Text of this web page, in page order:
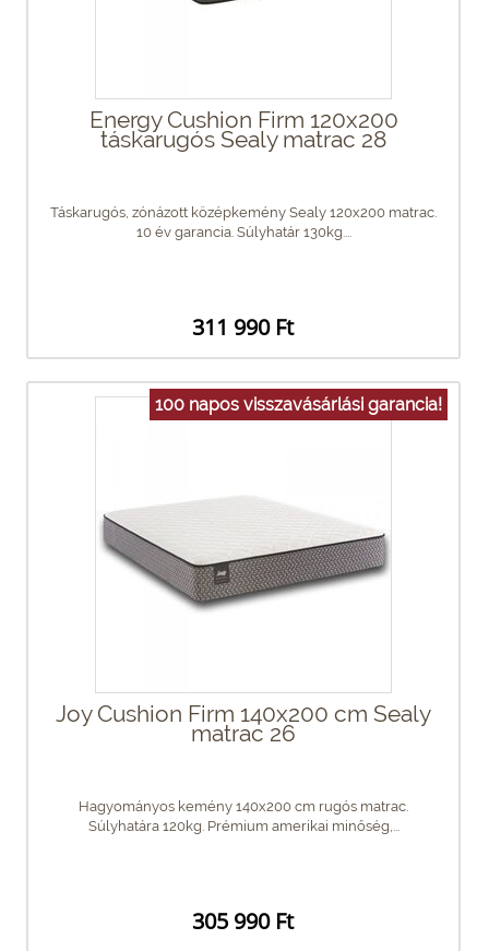
Energy Cushion Firm 120x200
táskarugós Sealy matrac 28
Táskarugós, zónázott középkemény Sealy 120x200 matrac.
10 év garancia. Súlyhatár 130kg....
311 990 Ft
100 napos visszavásárlási garancia!
Joy Cushion Firm 140x200 cm Sealy
matrac 26
Hagyományos kemény 140x200 cm rugós matrac.
Súlyhatára 120kg. Prémium amerikai minőség,...
305 990 Ft